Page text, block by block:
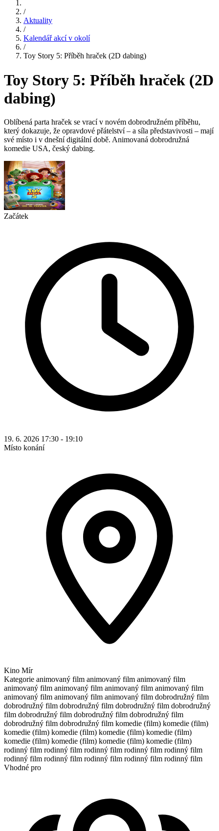
/
Aktuality
/
Kalendář akcí v okolí
/
Toy Story 5: Příběh hraček (2D dabing)
Toy Story 5: Příběh hraček (2D
dabing)
Oblíbená parta hraček se vrací v novém dobrodružném příběhu,
který dokazuje, že opravdové přátelství – a síla představivosti – mají
své místo i v dnešní digitální době. Animovaná dobrodružná
komedie USA, český dabing.
Začátek
19. 6. 2026 17:30 - 19:10
Místo konání
Kino Mír
Kategorie animovaný film animovaný film animovaný film
animovaný film animovaný film animovaný film animovaný film
animovaný film animovaný film animovaný film dobrodružný film
dobrodružný film dobrodružný film dobrodružný film dobrodružný
film dobrodružný film dobrodružný film dobrodružný film
dobrodružný film dobrodružný film komedie (film) komedie (film)
komedie (film) komedie (film) komedie (film) komedie (film)
komedie (film) komedie (film) komedie (film) komedie (film)
rodinný film rodinný film rodinný film rodinný film rodinný film
rodinný film rodinný film rodinný film rodinný film rodinný film
Vhodné pro